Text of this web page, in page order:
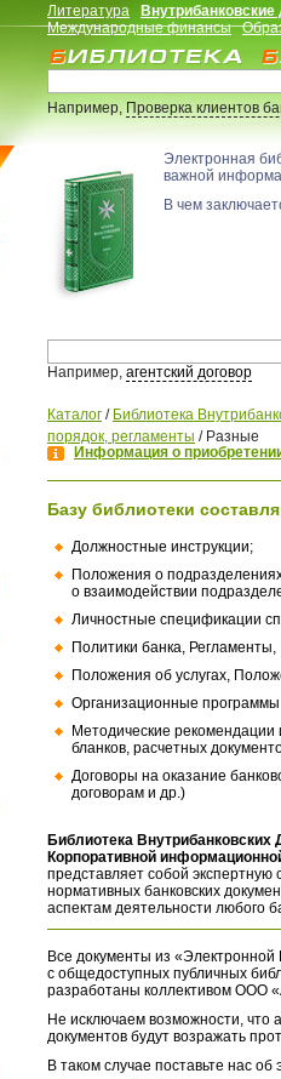
Литература
Международные финансы
Например,Проверка клиентов
Электронная
важной
В чем
Например, агентский договор
Каталог / Библиотека
порядок, регламенты / Разные
Информация о
Базу библиотеки
Должностные инструкции;
Положения о
о взаимодействии
Личностные спецификации
Политики банка,
Положения об услугах,
Организационные
Методические
бланков, расчетных
Договоры на оказание
договорам и др.)
Библиотека
Корпоративной
представляет собой экспертную
нормативных банковских
аспектам деятельности любого
Все документы из «Электронной
с общедоступных публичных
разработаны коллективом ООО
Не исключаем возможности, что
документов будут возражать
В таком случае поставьте нас